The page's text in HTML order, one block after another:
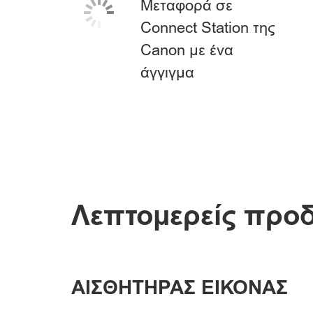
Μεταφορά σε
Connect Station της
Canon με ένα
άγγιγμα
Λεπτομερείς
ΑΙΣΘΗΤΗΡΑΣ ΕΙΚΟΝΑΣ